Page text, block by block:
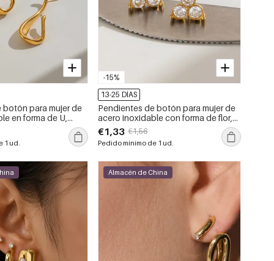
botón para mujer de
en forma de U,
de color dorado.
1 ud.
-15%
13-25 DÍAS
Pendientes de botón para mujer de
acero inoxidable con forma de flor,
impermeables, de color dorado y
con diamantes de imitación.
€1,33 €1,56
Pedido mínimo de 1 ud.
Almacén de China